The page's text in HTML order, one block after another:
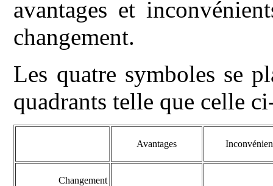
avantages et
changement.
Les quatre symboles se
quadrants telle que celle
Avantages
Changement